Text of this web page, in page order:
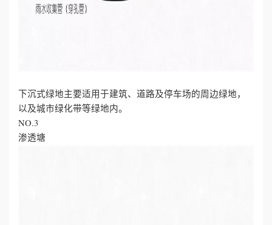
下沉式绿地主要适用于建筑、道路及停车场的周边绿地，
以及城市绿化带等绿地内。
NO.3
渗透塘